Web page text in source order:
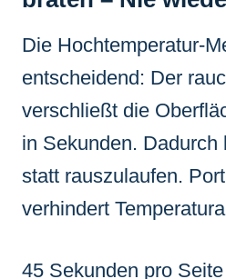
Die Hochtemperatur-
entscheidend: Der
verschließt die
in Sekunden. Dadurch
statt rauszulaufen.
verhindert
45 Sekunden pro